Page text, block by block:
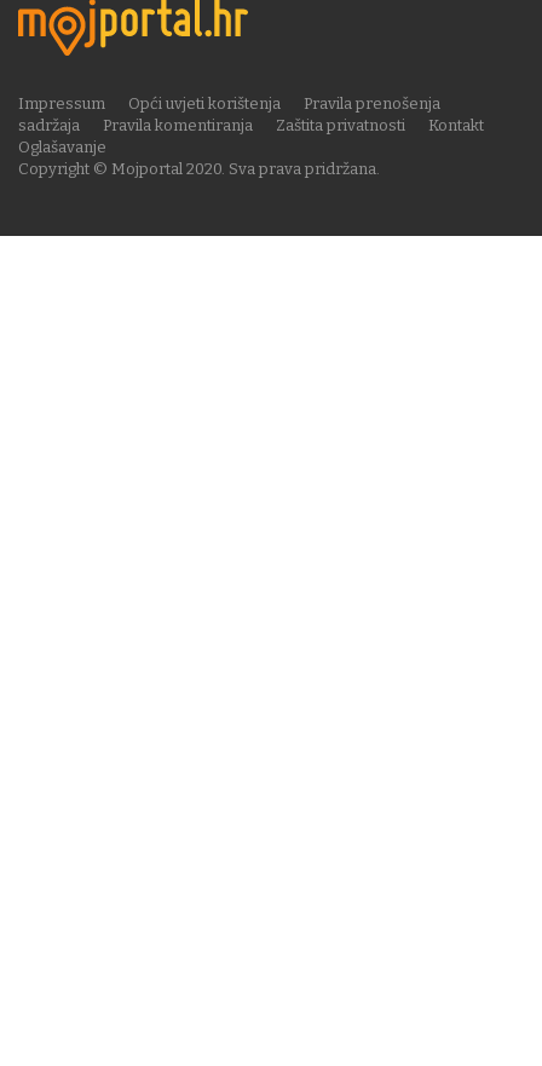
Copyright © Mojportal 2020. Sva prava pridržana.
Impressum Opći uvjeti korištenja
Pravila prenošenja
sadržaja
Pravila komentiranja Zaštita privatnosti
Kontakt
Oglašavanje